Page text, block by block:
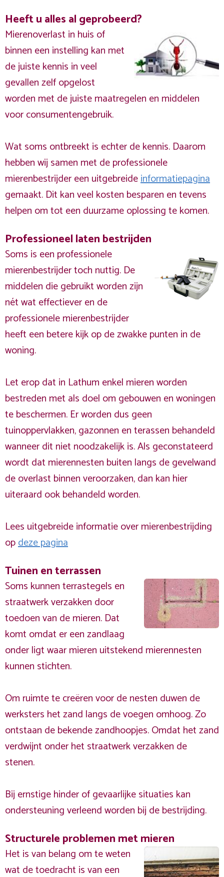
Heeft u alles al geprobeerd?
Mierenoverlast in huis of
binnen een instelling kan met
de juiste kennis in veel
gevallen zelf opgelost
worden met de juiste maatregelen en middelen
voor consumentengebruik.
Wat soms ontbreekt is echter de kennis. Daarom
hebben wij samen met de professionele
mierenbestrijder een uitgebreideinformatiepagina
gemaakt. Dit kan veel kosten besparen en tevens
helpen om tot een duurzame oplossing te komen.
Professioneel laten bestrijden
Soms is een professionele
mierenbestrijder toch nuttig. De
middelen die gebruikt worden zijn
nét wat effectiever en de
professionele mierenbestrijder
heeft een betere kijk op de zwakke punten in de
woning.
Let erop dat in Lathum enkel mieren worden
bestreden met als doel om gebouwen en woningen
te beschermen. Er worden dus geen
tuinoppervlakken, gazonnen en terassen behandeld
wanneer dit niet noodzakelijk is. Als geconstateerd
wordt dat mierennesten buiten langs de gevelwand
de overlast binnen veroorzaken, dan kan hier
uiteraard ook behandeld worden.
Lees uitgebreide informatie over mierenbestrijding
opdeze pagina
Tuinen en terrassen
Soms kunnen terrastegels en
straatwerk verzakken door
toedoen van de mieren. Dat
komt omdat er een zandlaag
onder ligt waar mieren uitstekend mierennesten
kunnen stichten.
Om ruimte te creëren voor de nesten duwen de
werksters het zand langs de voegen omhoog. Zo
ontstaan de bekende zandhoopjes. Omdat het zand
verdwijnt onder het straatwerk verzakken de
stenen.
Bij ernstige hinder of gevaarlijke situaties kan
ondersteuning verleend worden bij de bestrijding.
Structurele problemen met mieren
Het is van belang om te weten
wat de toedracht is van een